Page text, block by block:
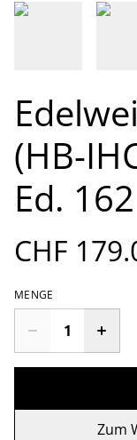
(HB-
Ed.
CHF
MENGE
Zum